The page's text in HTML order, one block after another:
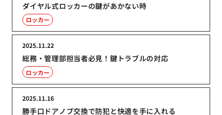
ダイヤル式ロッカーの鍵があかない時
ロッカー
総務・管理部担当者必見！鍵トラブルの対応
2025.11.22
ロッカー
勝手口ドアノブ交換で防犯と快適を手に入れる
2025.11.16